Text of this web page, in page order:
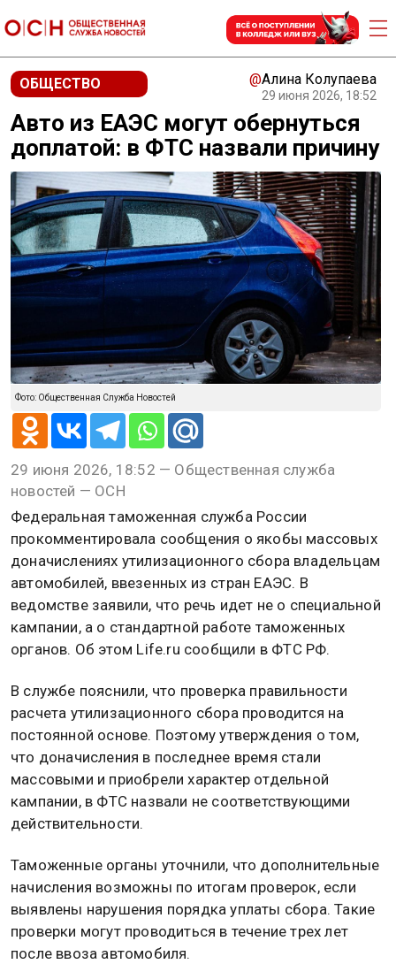
ОБЩЕСТВО @Алина Колупаева
29 июня 2026, 18:52
Авто из ЕАЭС могут обернуться
доплатой: в ФТС назвали причину
Фото: Общественная Служба Новостей
29 июня 2026, 18:52 — Общественная служба
новостей — ОСН
Федеральная таможенная служба России
прокомментировала сообщения о якобы массовых
доначислениях утилизационного сбора владельцам
автомобилей, ввезенных из стран ЕАЭС. В
ведомстве заявили, что речь идет не о специальной
кампании, а о стандартной работе таможенных
органов. Об этом Life.ru сообщили в ФТС РФ.
В службе пояснили, что проверка правильности
расчета утилизационного сбора проводится на
постоянной основе. Поэтому утверждения о том,
что доначисления в последнее время стали
массовыми и приобрели характер отдельной
кампании, в ФТС назвали не соответствующими
действительности.
Таможенные органы уточнили, что дополнительные
начисления возможны по итогам проверок, если
выявлены нарушения порядка уплаты сбора. Такие
проверки могут проводиться в течение трех лет
после ввоза автомобиля.